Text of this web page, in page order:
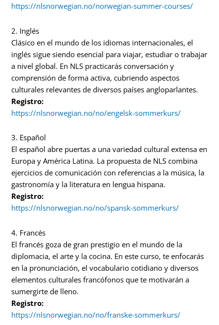
https://nlsnorwegian.no/norwegian-summer-courses/
2. Inglés
Clásico en el mundo de los idiomas internacionales, el
inglés sigue siendo esencial para viajar, estudiar o trabajar
a nivel global. En NLS practicarás conversación y
comprensión de forma activa, cubriendo aspectos
culturales relevantes de diversos países angloparlantes.
Registro:
https://nlsnorwegian.no/no/engelsk-sommerkurs/
3. Español
El español abre puertas a una variedad cultural extensa en
Europa y América Latina. La propuesta de NLS combina
ejercicios de comunicación con referencias a la música, la
gastronomía y la literatura en lengua hispana.
Registro:
https://nlsnorwegian.no/no/spansk-sommerkurs/
4. Francés
El francés goza de gran prestigio en el mundo de la
diplomacia, el arte y la cocina. En este curso, te enfocarás
en la pronunciación, el vocabulario cotidiano y diversos
elementos culturales francófonos que te motivarán a
sumergirte de lleno.
Registro:
https://nlsnorwegian.no/no/franske-sommerkurs/